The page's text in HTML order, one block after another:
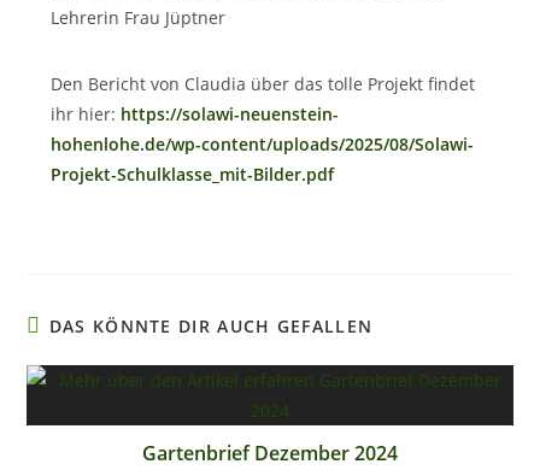
Lehrerin Frau Jüptner
Den Bericht von Claudia über das tolle Projekt findet
ihr hier: https://solawi-neuenstein-
hohenlohe.de/wp-content/uploads/2025/08/Solawi-
Projekt-Schulklasse_mit-Bilder.pdf
DAS KÖNNTE DIR AUCH GEFALLEN
Gartenbrief Dezember 2024